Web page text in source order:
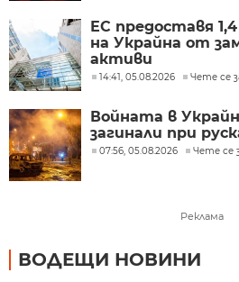
ЕС предоставя
на Украйна от
активи
14:41, 05.08.2026 Чете се
Войната в
загинали при
07:56, 05.08.2026 Чете се
Реклама
ВОДЕЩИ НОВИНИ